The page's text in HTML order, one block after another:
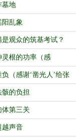
赏盟主）
墓地
阳乱象
是观众的筑基考试？
灵根的功率（感
赏的盟主）
负（感谢‘凿光人’给张
真真8双丝袜成盟主）
骸的负担
体第三关
越声音